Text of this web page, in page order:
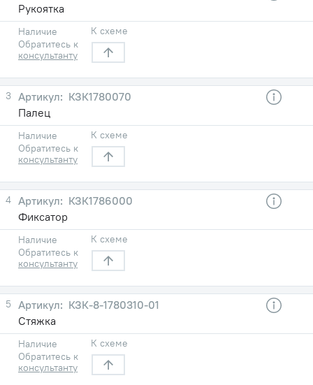
Рукоятка
Наличие
Обратитесь к
консультанту
К схеме
3
КЗК1780070
Палец
Наличие
Обратитесь к
консультанту
К схеме
4
КЗК1786000
Фиксатор
Наличие
Обратитесь к
консультанту
К схеме
5
КЗК-8-1780310-01
Стяжка
Наличие
Обратитесь к
консультанту
К схеме